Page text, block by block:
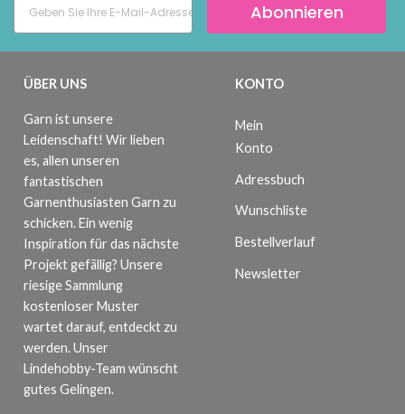
Abonnieren
ÜBER UNS
Garn ist unsere
Leidenschaft! Wir lieben
es, allen unseren
fantastischen
Garnenthusiasten Garn zu
schicken. Ein wenig
Inspiration für das nächste
Projekt gefällig? Unsere
riesige Sammlung
kostenloser Muster
wartet darauf, entdeckt zu
werden. Unser
Lindehobby-Team wünscht
gutes Gelingen.
KONTO
Mein
Konto
Adressbuch
Wunschliste
Bestellverlauf
Newsletter